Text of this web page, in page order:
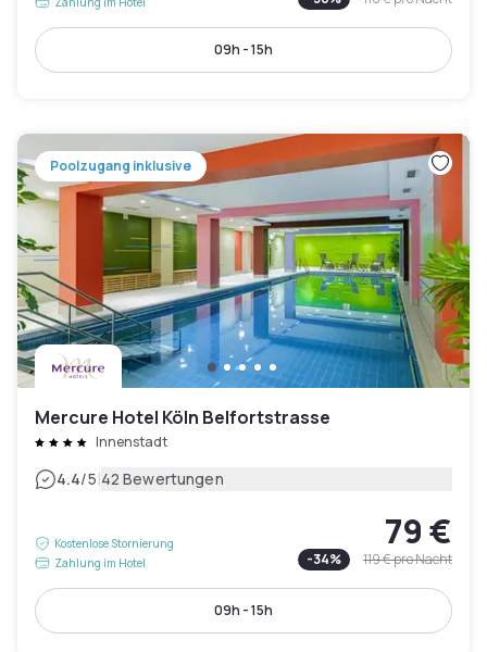
09h - 15h
Poolzugang inklusive
Mercure Hotel Köln Belfortstrasse
Innenstadt
4.4/5|42 Bewertungen
Kostenlose Stornierung
Zahlung im Hotel
79 €
-34% 119 €pro Nacht
09h - 15h